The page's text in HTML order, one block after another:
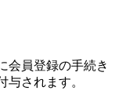
会員登録の手続き
与されます。